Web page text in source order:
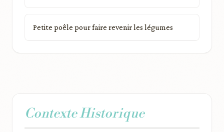
Petite poêle pour faire revenir les légumes
Contexte Historique